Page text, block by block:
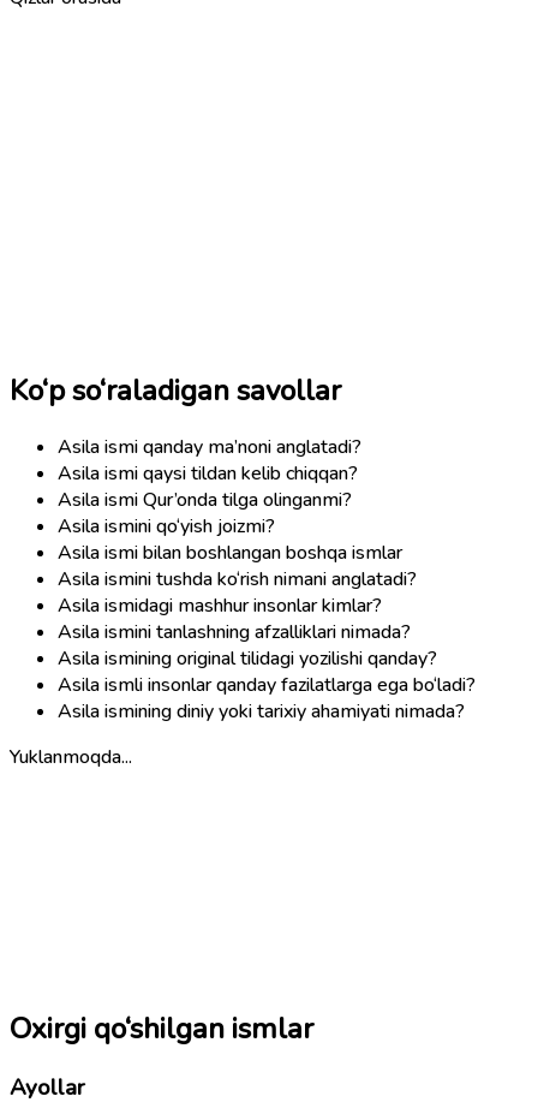
Ko‘p so‘raladigan savollar
Asila ismi qanday ma’noni anglatadi?
Asila ismi qaysi tildan kelib chiqqan?
Asila ismi Qur’onda tilga olinganmi?
Asila ismini qo‘yish joizmi?
Asila ismi bilan boshlangan boshqa ismlar
Asila ismini tushda ko‘rish nimani anglatadi?
Asila ismidagi mashhur insonlar kimlar?
Asila ismini tanlashning afzalliklari nimada?
Asila ismining original tilidagi yozilishi qanday?
Asila ismli insonlar qanday fazilatlarga ega bo‘ladi?
Asila ismining diniy yoki tarixiy ahamiyati nimada?
Yuklanmoqda...
Oxirgi qo‘shilgan ismlar
Ayollar